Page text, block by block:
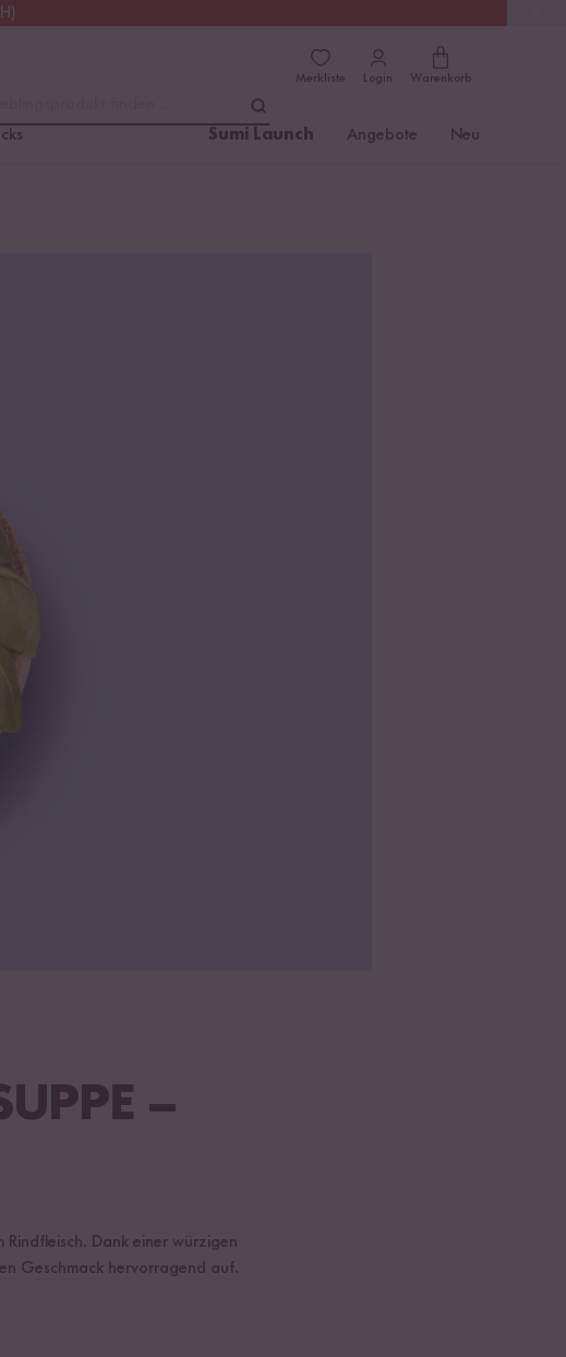
Merkliste Login Warenkorb
Sumi Launch Angebote Neu
–
Rindfleisch. Dank einer würzigen
Geschmack hervorragend auf.